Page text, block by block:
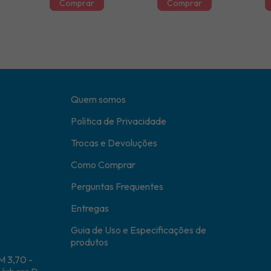
3,70 -
Quem somos
Politica de Privacidade
Trocas e Devoluções
Como Comprar
Perguntas Frequentes
Entregas
Guia de Uso e Especificações de
produtos